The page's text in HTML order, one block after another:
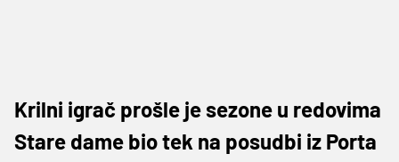
Krilni igrač prošle je sezone u redovima
Stare dame bio tek na posudbi iz Porta